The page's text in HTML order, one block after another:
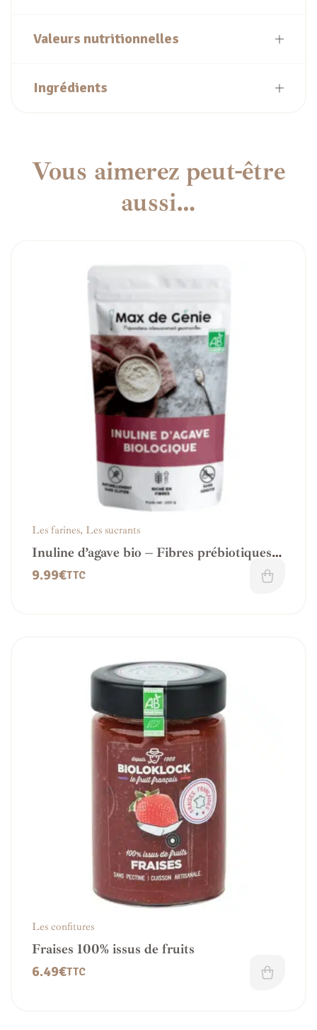
Valeurs nutritionnelles
Ingrédients
Vous aimerez peut-être
aussi…
Les farines, Les sucrants
Inuline d’agave bio – Fibres prébiotiques
naturelles
9.99€TTC
Les confitures
Fraises 100% issus de fruits
6.49€TTC